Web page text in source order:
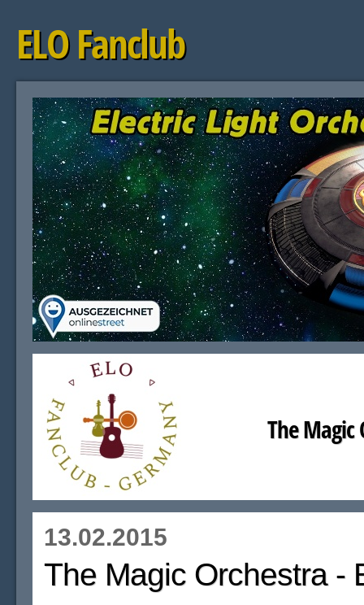
ELO Fanclub
The Magic
13.02.2015
The Magic Orchestra -